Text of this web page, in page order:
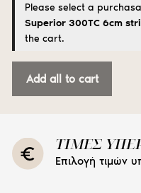
Please select a
Superior 300TC 6cm
the cart.
Add all to cart
ΤΙΜΕΣ
Επιλογή τιμών